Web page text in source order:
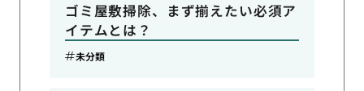
ゴミ屋敷掃除、まず揃えたい必須ア
イテムとは？
未分類